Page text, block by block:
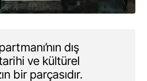
dış
ve kültürel
bir parçasıdır.